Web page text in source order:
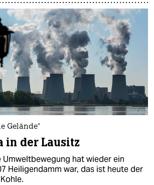
Gelände“
in der Lausitz
hat wieder ein
Heiligendamm war, das ist heute der